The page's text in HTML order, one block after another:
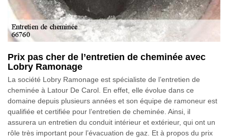
Prix pas cher de l’entretien de cheminée avec
Lobry Ramonage
La société Lobry Ramonage est spécialiste de l’entretien de
cheminée à Latour De Carol. En effet, elle évolue dans ce
domaine depuis plusieurs années et son équipe de ramoneur est
qualifiée et certifiée pour l’entretien de cheminée. Ainsi, il
assurera un entretien du conduit intérieur et extérieur, qui ont un
rôle très important pour l’évacuation de gaz. Et à propos du prix